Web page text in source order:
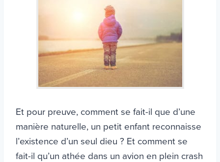
Et pour preuve, comment se fait-il que d’une
manière naturelle, un petit enfant reconnaisse
l’existence d’un seul dieu ? Et comment se
fait-il qu’un athée dans un avion en plein crash